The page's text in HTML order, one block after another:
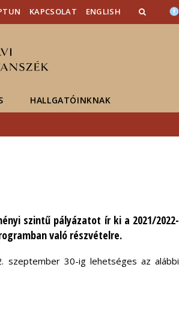
KAPCSOLAT ENGLISH
HALLGATÓINKNAK
szintű pályázatot ír ki a 2021/2022-
való részvételre.
szeptember 30-ig lehetséges az alábbi